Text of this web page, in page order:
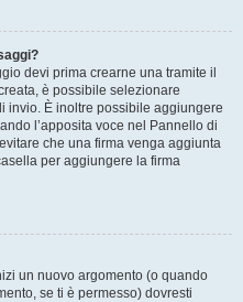
devi prima crearne una tramite il
è possibile selezionare
invio. È inoltre possibile aggiungere
l’apposita voce nel Pannello di
che una firma venga aggiunta
per aggiungere la firma
un nuovo argomento (o quando
se ti è permesso) dovresti